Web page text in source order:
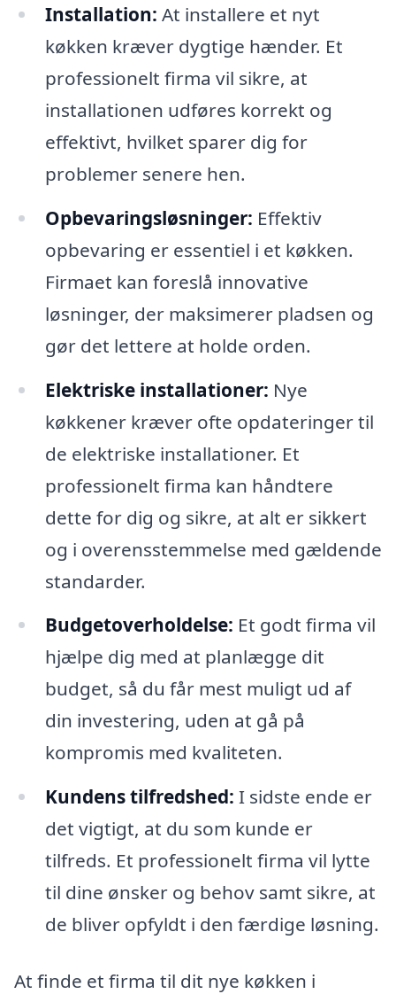
Installation: At installere et nyt
køkken kræver dygtige hænder. Et
professionelt firma vil sikre, at
installationen udføres korrekt og
effektivt, hvilket sparer dig for
problemer senere hen.
Opbevaringsløsninger: Effektiv
opbevaring er essentiel i et køkken.
Firmaet kan foreslå innovative
løsninger, der maksimerer pladsen og
gør det lettere at holde orden.
Elektriske installationer: Nye
køkkener kræver ofte opdateringer til
de elektriske installationer. Et
professionelt firma kan håndtere
dette for dig og sikre, at alt er sikkert
og i overensstemmelse med gældende
standarder.
Budgetoverholdelse: Et godt firma vil
hjælpe dig med at planlægge dit
budget, så du får mest muligt ud af
din investering, uden at gå på
kompromis med kvaliteten.
Kundens tilfredshed: I sidste ende er
det vigtigt, at du som kunde er
tilfreds. Et professionelt firma vil lytte
til dine ønsker og behov samt sikre, at
de bliver opfyldt i den færdige løsning.
At finde et firma til dit nye køkken i